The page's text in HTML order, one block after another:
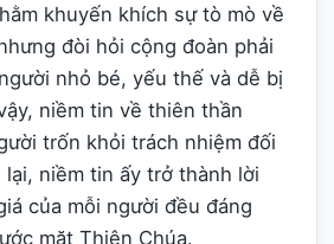
khuyến khích sự tò mò về
đòi hỏi cộng đoàn phải
nhỏ bé, yếu thế và dễ bị
niềm tin về thiên thần
trốn khỏi trách nhiệm đối
lại, niềm tin ấy trở thành lời
của mỗi người đều đáng
mặt Thiên Chúa.